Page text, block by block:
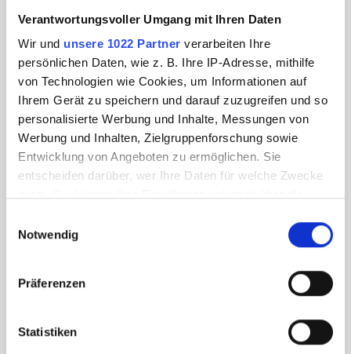
Verantwortungsvoller Umgang mit Ihren Daten
Wir und unsere 1022 Partner verarbeiten Ihre
persönlichen Daten, wie z. B. Ihre IP-Adresse, mithilfe
von Technologien wie Cookies, um Informationen auf
Ihrem Gerät zu speichern und darauf zuzugreifen und so
personalisierte Werbung und Inhalte, Messungen von
Werbung und Inhalten, Zielgruppenforschung sowie
Entwicklung von Angeboten zu ermöglichen. Sie
entscheiden darüber, wer Ihre Daten für welche Zwecke
Trigger Symbol ändern oder widerrufen
Informationen über Ihre geografische Lage
können
Notwendig
Präferenzen
Statistiken